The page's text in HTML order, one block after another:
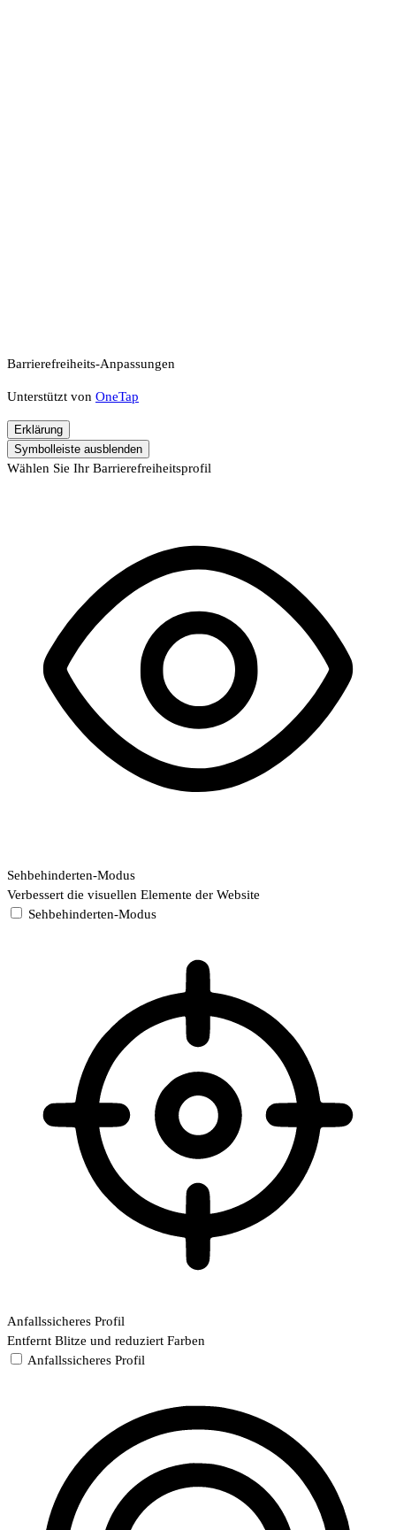
Barrierefreiheits-Anpassungen
Unterstützt von OneTap
Erklärung
Symbolleiste ausblenden
Wählen Sie Ihr Barrierefreiheitsprofil
Sehbehinderten-Modus
Verbessert die visuellen Elemente der Website
Sehbehinderten-Modus
Anfallssicheres Profil
Entfernt Blitze und reduziert Farben
Anfallssicheres Profil